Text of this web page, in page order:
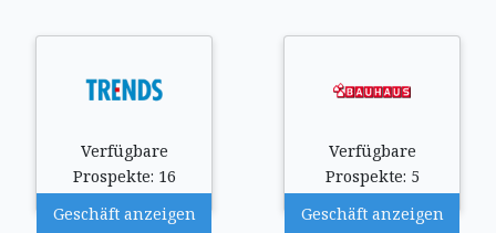
Verfügbare
Prospekte: 16
Geschäft anzeigen
Verfügbare
Prospekte: 5
Geschäft anzeigen